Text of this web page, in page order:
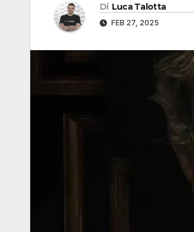
Di Luca Talotta
FEB 27, 2025